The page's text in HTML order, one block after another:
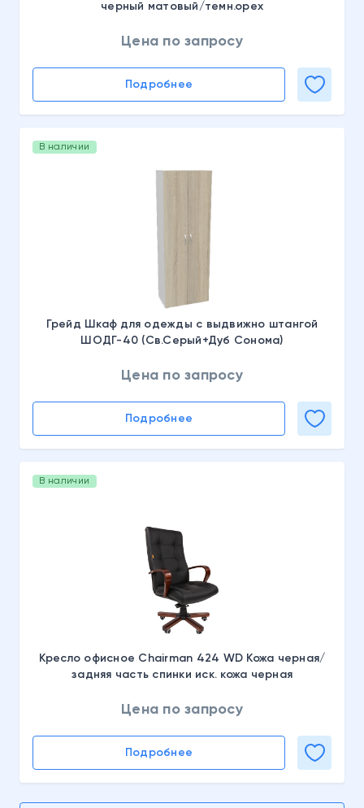
черный матовый/темн.орех
Цена по запросу
Подробнее
В наличии
Грейд Шкаф для одежды с выдвижно штангой
ШОДГ-40 (Св.Серый+Дуб Сонома)
Цена по запросу
Подробнее
В наличии
Кресло офисное Chairman 424 WD Кожа черная/
задняя часть спинки иск. кожа черная
Цена по запросу
Подробнее